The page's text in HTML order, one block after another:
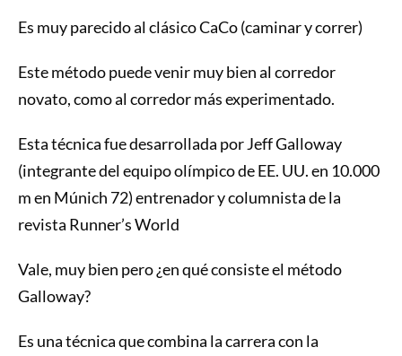
Es muy parecido al clásico CaCo (caminar y correr)
Este método puede venir muy bien al corredor
novato, como al corredor más experimentado.
Esta técnica fue desarrollada por Jeff Galloway
(integrante del equipo olímpico de EE. UU. en 10.000
m en Múnich 72) entrenador y columnista de la
revista Runner’s World
Vale, muy bien pero ¿en qué consiste el método
Galloway?
Es una técnica que combina la carrera con la